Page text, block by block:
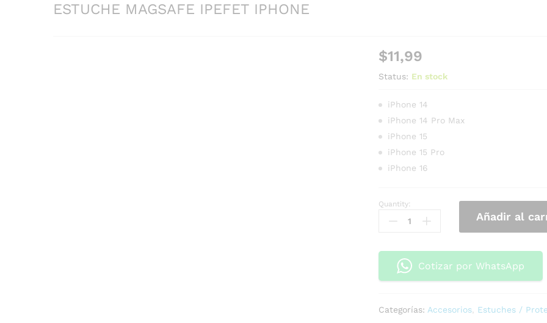
ESTUCHE MAGSAFE IPEFET IPHONE
$11,99
Status: En stock
iPhone 14
iPhone 14 Pro Max
iPhone 15
iPhone 15 Pro
iPhone 16
Quantity:
Añadir al
Cotizar por WhatsApp
Categorías:Accesorios, Estuches /